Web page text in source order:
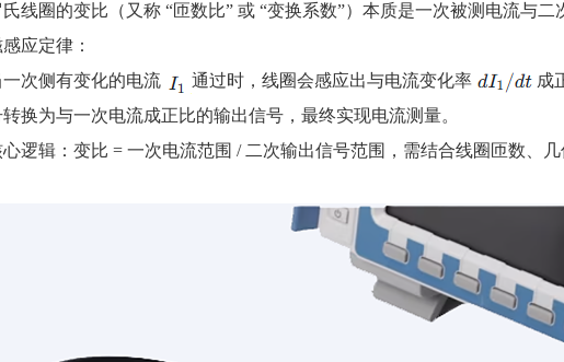
氏线圈的变比（又称 “匝数比” 或 “变换系数”）本质是一次被测电流与
应定律：
一次侧有变化的电流
通过时，线圈会感应出与电流变化率 成
换为与一次电流成正比的输出信号，最终实现电流测量。
逻辑：变比 = 一次电流范围 / 二次输出信号范围，需结合线圈匝数、